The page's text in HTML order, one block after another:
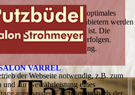
VARREL
Rum Besuchern ein optimales
Inhalte von Drittanbietern werden
Option aktiviert ist. Die
auch in einem Drittland erfolgen.
in der Datenschutzerklärung.
der Webseite notwendig, z.B. zum
zur Gewährleistung eines
angepassten Erscheinungsbilds der